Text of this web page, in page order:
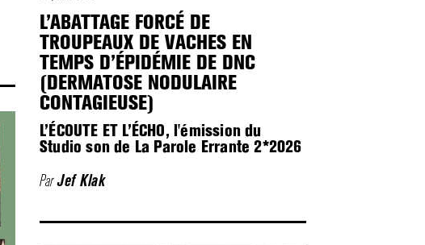
L’ABATTAGE FORCÉ DE
TROUPEAUX DE VACHES EN
TEMPS D’ÉPIDÉMIE DE DNC
(DERMATOSE NODULAIRE
CONTAGIEUSE)
L’ÉCOUTE ET L’ÉCHO, l'émission du
Studio son de La Parole Errante 2*2026
ParJef Klak